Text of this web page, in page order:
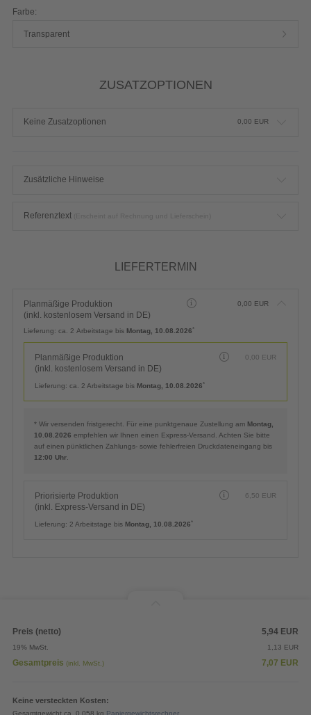
Farbe:
Transparent
ZUSATZOPTIONEN
Keine Zusatzoptionen 0,00 EUR
Zusätzliche Hinweise
Referenztext
LIEFERTERMIN
Planmäßige Produktion
(inkl. kostenlosem Versand in DE)
0,00 EUR
Lieferung: ca. 2 Arbeitstage bis Montag, 10.08.2026*
Planmäßige Produktion
(inkl. kostenlosem Versand in DE)
0,00 EUR
Lieferung: ca. 2 Arbeitstage bis Montag, 10.08.2026*
* Wir versenden fristgerecht. Für eine punktgenaue Zustellung am Montag,
10.08.2026 empfehlen wir Ihnen einen Express-Versand. Achten Sie bitte
auf einen pünktlichen Zahlungs- sowie fehlerfreien Druckdateneingang bis
12:00 Uhr.
Priorisierte Produktion
(inkl. Express-Versand in DE)
6,50 EUR
Lieferung: 2 Arbeitstage bis Montag, 10.08.2026*
Preis (netto) 5,94 EUR
19% MwSt. 1,13 EUR
Gesamtpreis (inkl. MwSt.) 7,07 EUR
Keine versteckten Kosten: